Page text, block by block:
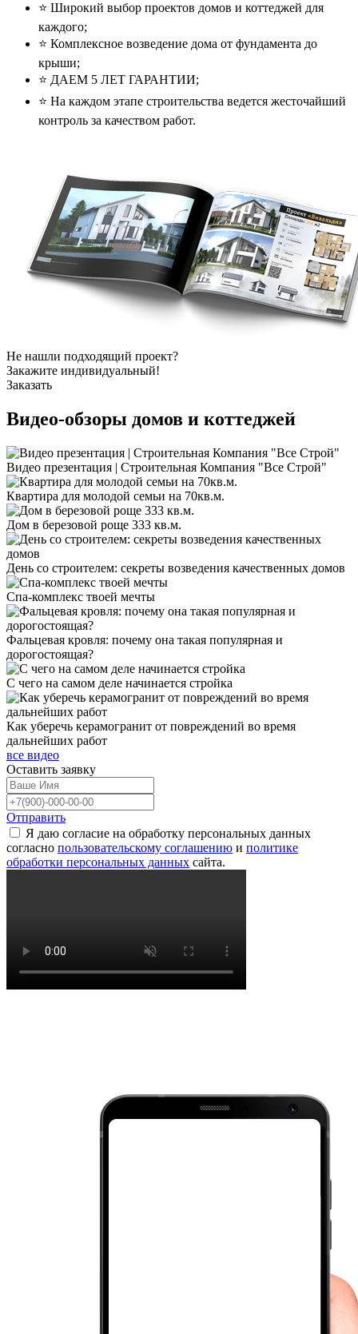
⭐️ Широкий выбор проектов домов и коттеджей для
каждого;
⭐️ Комплексное возведение дома от фундамента до
крыши;
⭐️ ДАЕМ 5 ЛЕТ ГАРАНТИИ;
⭐️ На каждом этапе строительства ведется жесточайший
контроль за качеством работ.
Не нашли подходящий проект?
Закажите индивидуальный!
Заказать
Видео-обзоры домов и коттеджей
Видео презентация | Строительная Компания "Все Строй"
Квартира для молодой семьи на 70кв.м.
Дом в березовой роще 333 кв.м.
День со строителем: секреты возведения качественных домов
Спа-комплекс твоей мечты
Фальцевая кровля: почему она такая популярная и
дорогостоящая?
С чего на самом деле начинается стройка
Как уберечь керамогранит от повреждений во время
дальнейших работ
все видео
Оставить заявку
Отправить
Я даю согласие на обработку персональных данных
согласно пользовательскому соглашению и политике
обработки персональных данных сайта.